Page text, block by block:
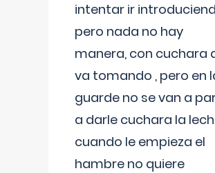
intentar ir
pero nada no hay
manera, con cuchara
va tomando , pero en
guarde no se van a
a darle cuchara la
cuando le empieza el
hambre no quiere